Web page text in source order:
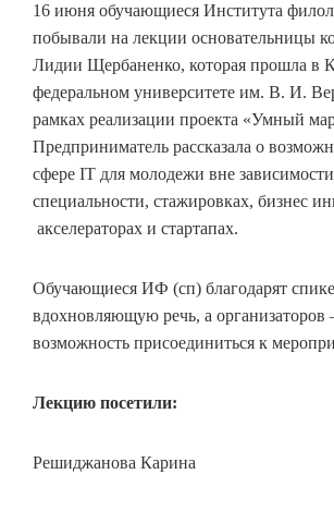
16 июня обучающиеся Института
побывали на лекции основательницы
Лидии Щербаненко, которая прошла в
федеральном университете им. В. И.
рамках реализации проекта «Умный
Предприниматель рассказала о
сфере IT для молодежи вне
специальности, стажировках, бизнес
акселераторах и стартапах.
Обучающиеся ИФ (сп) благодарят
вдохновляющую речь, а организаторов
возможность присоединиться к
Лекцию посетили:
Решиджанова Карина